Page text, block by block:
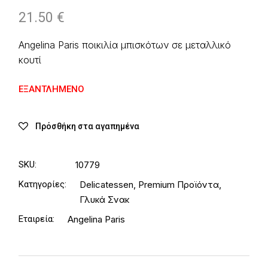
21.50 €
Angelina Paris ποικιλία μπισκότων σε μεταλλικό
κουτί
ΕΞΑΝΤΛΗΜΈΝΟ
Πρόσθήκη στα αγαπημένα
SKU: 10779
Κατηγορίες: Delicatessen, Premium Προϊόντα,
Γλυκά Σνακ
Εταιρεία: Angelina Paris